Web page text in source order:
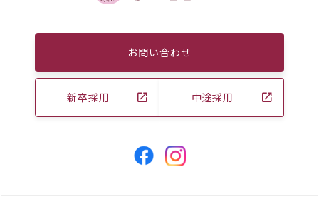
お問い合わせ
新卒採用 中途採用